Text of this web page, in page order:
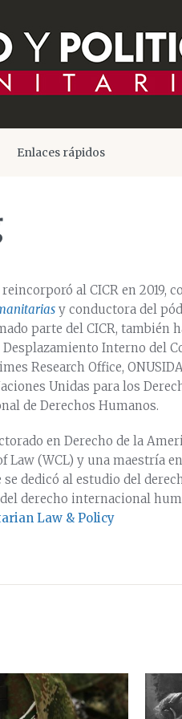
Enlaces rápidos
al CICR en 2019,
y conductora del
parte del CICR, también
Interno del
Research Office,
Unidas para los
de Derechos Humanos.
en Derecho de la
Law (WCL) y una maestría
se dedicó al estudio del
derecho internacional
Law & Policy